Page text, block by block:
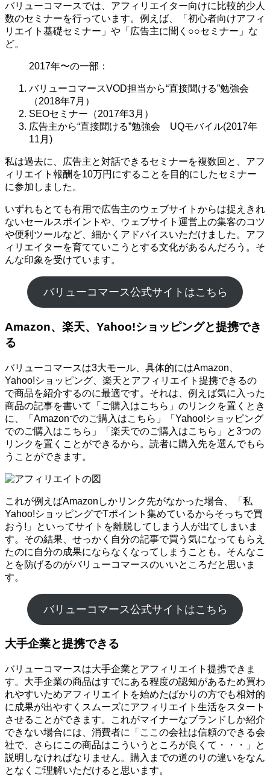
バリューコマースでは、アフィリエイター向けに比較的少人
数のセミナーを行っています。例えば、「初心者向けアフィ
リエイト基礎セミナー」や「広告主に聞く○○セミナー」な
ど。
2017年〜の一部：
バリューコマースVOD担当から“直接聞ける”勉強会
（2018年7月）
SEOセミナー（2017年3月）
広告主から“直接聞ける”勉強会 UQモバイル(2017年
11月)
私は過去に、広告主と対話できるセミナーを複数回と、アフ
ィリエイト報酬を10万円にすることを目的にしたセミナー
に参加しました。
いずれもとても有用で広告主のウェブサイトからは捉えきれ
ないセールスポイントや、ウェブサイト運営上の集客のコツ
や便利ツールなど、細かくアドバイスいただけました。アフ
ィリエイターを育てていこうとする文化があるんだろう。そ
んな印象を受けています。
バリューコマース公式サイトはこちら
Amazon、楽天、Yahoo!ショッピングと提携でき
る
バリューコマースは3大モール、具体的にはAmazon、
Yahoo!ショッピング、楽天とアフィリエイト提携できるの
で商品を紹介するのに最適です。それは、例えば気に入った
商品の記事を書いて「ご購入はこちら」のリンクを置くとき
に、「Amazonでのご購入はこちら」「Yahoo!ショッピング
でのご購入はこちら」「楽天でのご購入はこちら」と3つの
リンクを置くことができるから。読者に購入先を選んでもら
うことができます。
これが例えばAmazonしかリンク先がなかった場合、「私
Yahoo!ショッピングでTポイント集めているからそっちで買
おう!」といってサイトを離脱してしまう人が出てしまいま
す。その結果、せっかく自分の記事で買う気になってもらえ
たのに自分の成果にならなくなってしまうことも。そんなこ
とを防げるのがバリューコマースのいいところだと思いま
す。
バリューコマース公式サイトはこちら
大手企業と提携できる
バリューコマースは大手企業とアフィリエイト提携できま
す。大手企業の商品はすでにある程度の認知があるため買わ
れやすいためアフィリエイトを始めたばかりの方でも相対的
に成果が出やすくスムーズにアフィリエイト生活をスタート
させることができます。これがマイナーなブランドしか紹介
できない場合には、消費者に「ここの会社は信頼のできる会
社で、さらにこの商品はこういうところが良くて・・・」と
説明しなければなりません。購入までの道のりの違いをなん
となくご理解いただけると思います。